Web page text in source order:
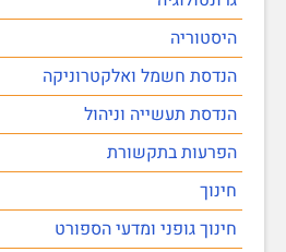
היסטוריה
הנדסת חשמל ואלקטרוניקה
הנדסת תעשייה וניהול
הפרעות בתקשורת
חינוך
חינוך גופני ומדעי הספורט